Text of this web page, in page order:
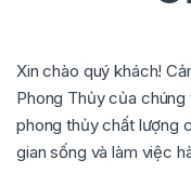
Xin chào quý khách!
Phong Thủy của
phong thủy chất lượng
gian sống và làm việc